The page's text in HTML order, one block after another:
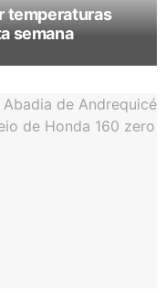
temperaturas
semana